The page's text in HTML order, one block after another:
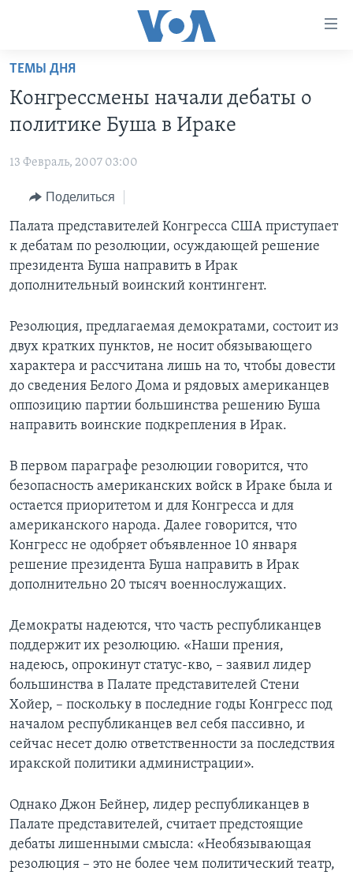
Перейти
основной
контент
навигации
Перейти
поиск
ПРОГРАММЫ
НОВОСТИ ЗА МИНУТУ
ИТОГИ
ПОЧЕМУ ЭТО ВАЖНО?
ДИСКУССИЯ VOA
ДЕТАЛИ
АМЕРИКА. БОЛЬШОЕ ПУТЕШЕСТВИЕ
УЧИМ АНГЛИЙСКИЙ
НАША АМЕРИКАНСКАЯ ИСТОРИЯ
А КАК В АМЕРИКЕ?
АМЕРИКАНСКИЕ ГОРОДКИ
ЭКСПЕРТИЗА
ИНТЕРВЬЮ
ФАКТЫ ПРОТИВ ФЕЙКОВ
ЗА СВОБОДУ ПРЕССЫ
УЧИМ АНГЛИЙСКИЙ
ПОДПИСКА НА НОВОСТИ
Learning English
СОЦИАЛЬНЫЕ СЕТИ
ТЕМЫ ДНЯ
Конгрессмены начали дебаты о
политике Буша в Ираке
13 Февраль, 2007 03:00
Поделиться
Палата представителей Конгресса США приступает
к дебатам по резолюции, осуждающей решение
президента Буша направить в Ирак
дополнительный воинский контингент.
Резолюция, предлагаемая демократами, состоит из
двух кратких пунктов, не носит обязывающего
характера и рассчитана лишь на то, чтобы довести
до сведения Белого Дома и рядовых американцев
оппозицию партии большинства решению Буша
направить воинские подкрепления в Ирак.
В первом параграфе резолюции говорится, что
безопасность американских войск в Ираке была и
остается приоритетом и для Конгресса и для
американского народа. Далее говорится, что
Конгресс не одобряет объявленное 10 января
решение президента Буша направить в Ирак
дополнительно 20 тысяч военнослужащих.
Демократы надеются, что часть республиканцев
поддержит их резолюцию. «Наши прения,
надеюсь, опрокинут статус-кво, – заявил лидер
большинства в Палате представителей Стени
Хойер, – поскольку в последние годы Конгресс под
началом республиканцев вел себя пассивно, и
сейчас несет долю ответственности за последствия
иракской политики администрации».
Однако Джон Бейнер, лидер республиканцев в
Палате представителей, считает предстоящие
дебаты лишенными смысла: «Необязывающая
резолюция – это не более чем политический театр,